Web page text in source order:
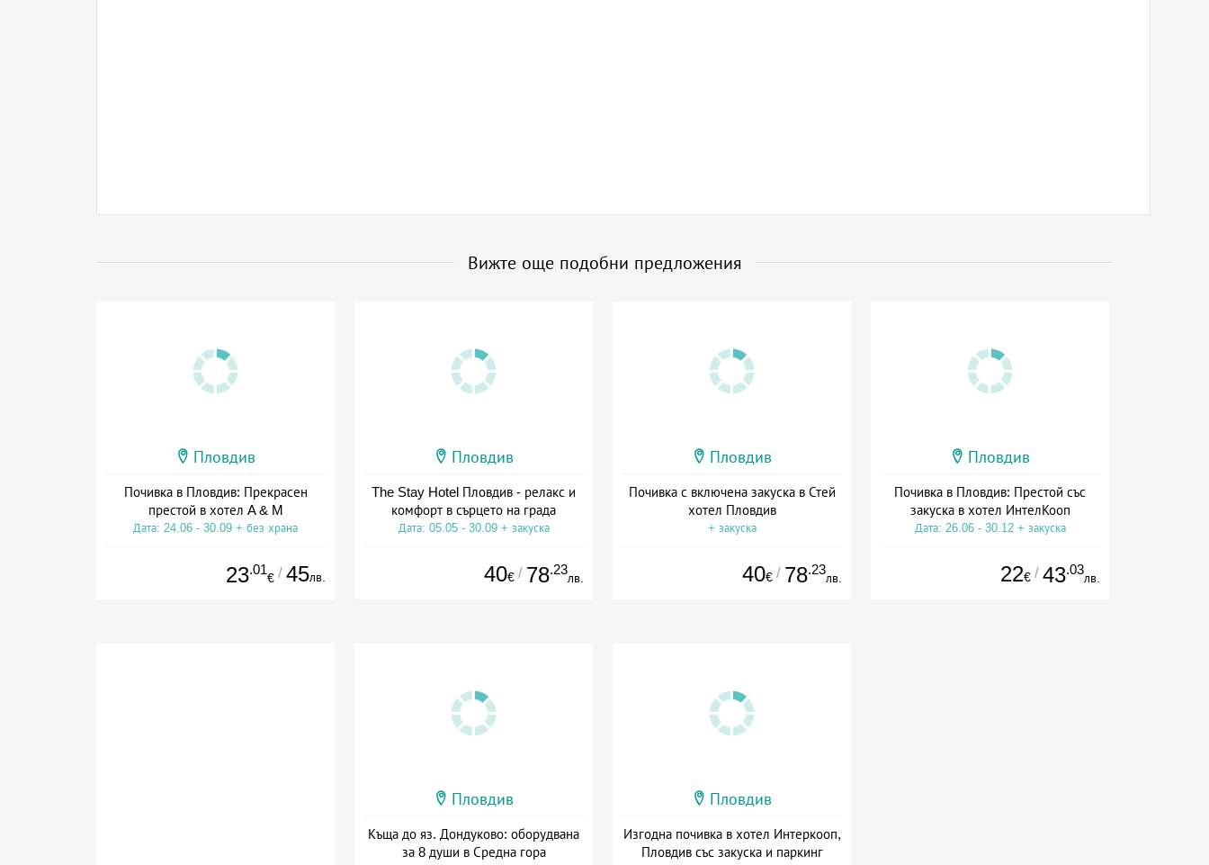
Вижте още подобни предложения
Пловдив
Почивка в Пловдив: Прекрасен
престой в хотел A & M
Дата: 24.06 - 30.09 + без храна
23.01
€ / 45лв.
Пловдив
The Stay Hotel Пловдив - релакс и
комфорт в сърцето на града
Дата: 05.05 - 30.09 + закуска
40€ / 78.23
лв.
Пловдив
Почивка с включена закуска в Стей
хотел Пловдив
+ закуска
40€ / 78.23
лв.
Пловдив
Почивка в Пловдив: Престой със
закуска в хотел ИнтелКооп
Дата: 26.06 - 30.12 + закуска
22€ / 43.03
лв.
Пловдив
Къща до яз. Дондуково: оборудвана
за 8 души в Средна гора
Пловдив
Изгодна почивка в хотел Интеркооп,
Пловдив със закуска и паркинг